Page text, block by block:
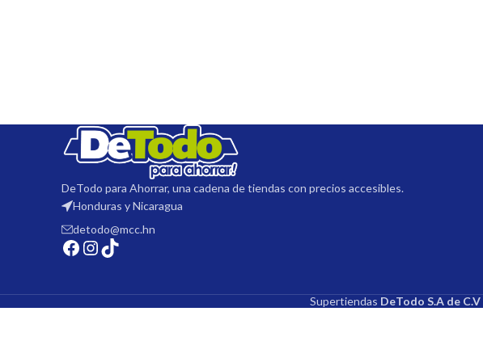
DeTodo para Ahorrar, una cadena de tiendas con precios accesibles.
Honduras y Nicaragua
detodo@mcc.hn
Supertiendas DeTodo S.A de C.V